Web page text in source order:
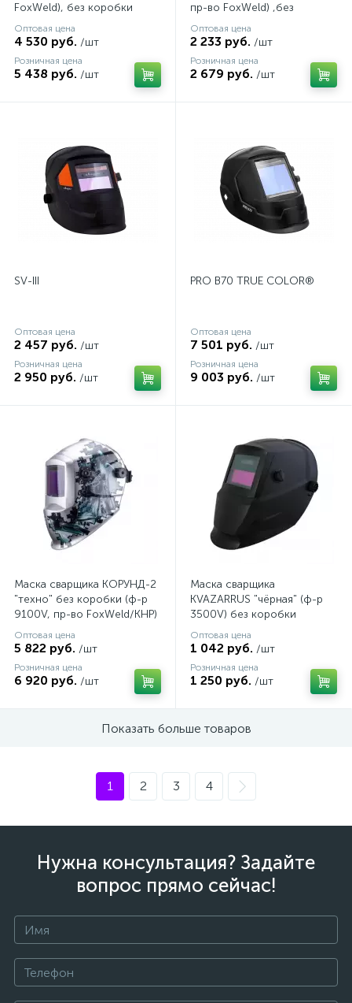
FoxWeld), без коробки
Оптовая цена
4 530 руб. /шт
Розничная цена
5 438 руб. /шт
пр-во FoxWeld) ,без
коробки
Оптовая цена
2 233 руб. /шт
Розничная цена
2 679 руб. /шт
SV-III
Оптовая цена
2 457 руб. /шт
Розничная цена
2 950 руб. /шт
PRO В70 TRUE COLOR®
Оптовая цена
7 501 руб. /шт
Розничная цена
9 003 руб. /шт
Маска сварщика КОРУНД-2
"техно" без коробки (ф-р
9100V, пр-во FoxWeld/КНР)
Оптовая цена
5 822 руб. /шт
Розничная цена
6 920 руб. /шт
Маска сварщика
KVAZARRUS "чёрная" (ф-р
3500V) без коробки
Оптовая цена
1 042 руб. /шт
Розничная цена
1 250 руб. /шт
Показать больше товаров
1 2 3 4
Нужна консультация? Задайте
вопрос прямо сейчас!